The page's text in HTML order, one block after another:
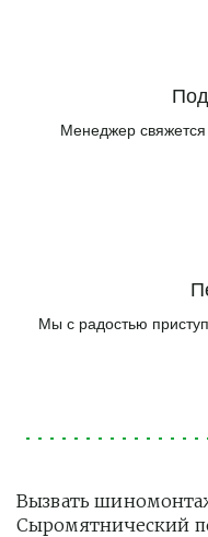
Менеджер
Мы с радостью
Вызвать
Сыромятнический